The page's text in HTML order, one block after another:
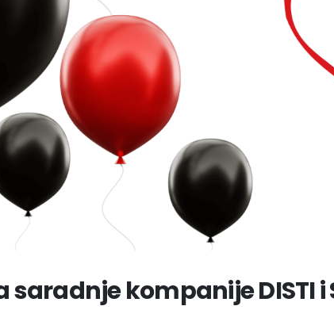
saradnje kompanije DISTI